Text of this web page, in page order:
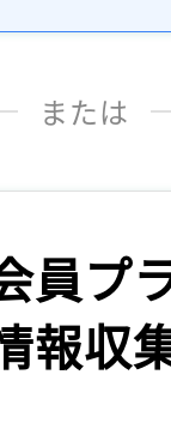
または
員プ
報収